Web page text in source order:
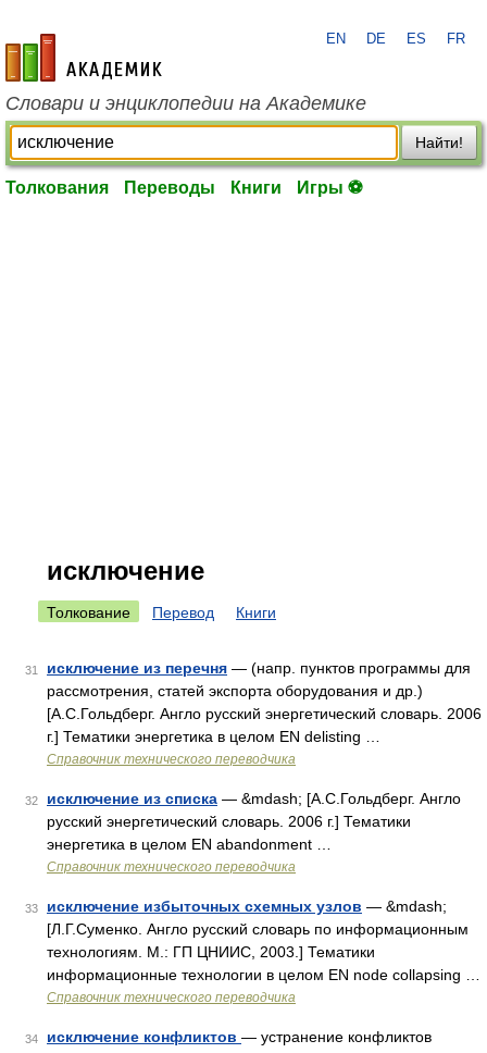
academic.ru
EN DE ES FR
Словари и энциклопедии на Академике
Найти!
Толкования Переводы Книги Игры ⚽
исключение
Толкование Перевод Книги
31 исключение из перечня — (напр. пунктов программы для
рассмотрения, статей экспорта оборудования и др.)
[А.С.Гольдберг. Англо русский энергетический словарь. 2006
г.] Тематики энергетика в целом EN delisting …
Справочник технического переводчика
32 исключение из списка — &mdash; [А.С.Гольдберг. Англо
русский энергетический словарь. 2006 г.] Тематики
энергетика в целом EN abandonment …
Справочник технического переводчика
33 исключение избыточных схемных узлов — &mdash;
[Л.Г.Суменко. Англо русский словарь по информационным
технологиям. М.: ГП ЦНИИС, 2003.] Тематики
информационные технологии в целом EN node collapsing …
Справочник технического переводчика
34 исключение конфликтов — устранение конфликтов